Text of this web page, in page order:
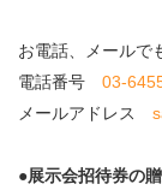
お電話、メールで
電話番号 03-
メールアドレス
●展示会招待券の